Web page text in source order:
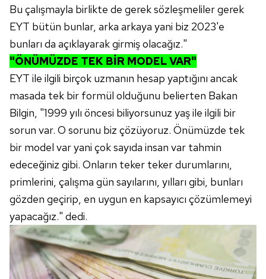
Bu çalışmayla birlikte de gerek sözleşmeliler gerek
EYT bütün bunlar, arka arkaya yani biz 2023'e
bunları da açıklayarak girmiş olacağız."
"ÖNÜMÜZDE TEK BİR MODEL VAR"
EYT ile ilgili birçok uzmanın hesap yaptığını ancak
masada tek bir formül olduğunu belierten Bakan
Bilgin, "1999 yılı öncesi biliyorsunuz yaş ile ilgili bir
sorun var. O sorunu biz çözüyoruz. Önümüzde tek
bir model var yani çok sayıda insan var tahmin
edeceğiniz gibi. Onların teker teker durumlarını,
primlerini, çalışma gün sayılarını, yılları gibi, bunları
gözden geçirip, en uygun en kapsayıcı çözümlemeyi
yapacağız." dedi.